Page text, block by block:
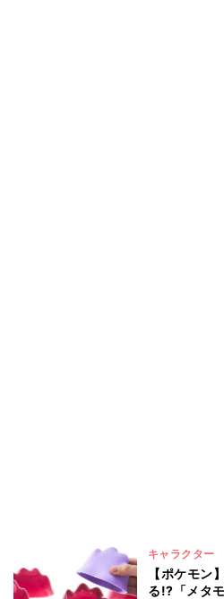
キャラクター
【ポケモン
る!?「メタ